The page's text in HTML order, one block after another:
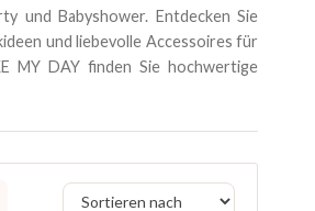
und Babyshower. Entdecken Sie
und liebevolle Accessoires für
MY DAY finden Sie hochwertige